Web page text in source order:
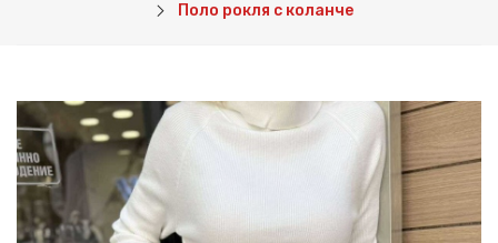
ПОРЪЧАЙ
Поло рокля с коланче